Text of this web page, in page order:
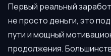
Первый реальный
не просто деньги, это
пути и мощный
продолжения.